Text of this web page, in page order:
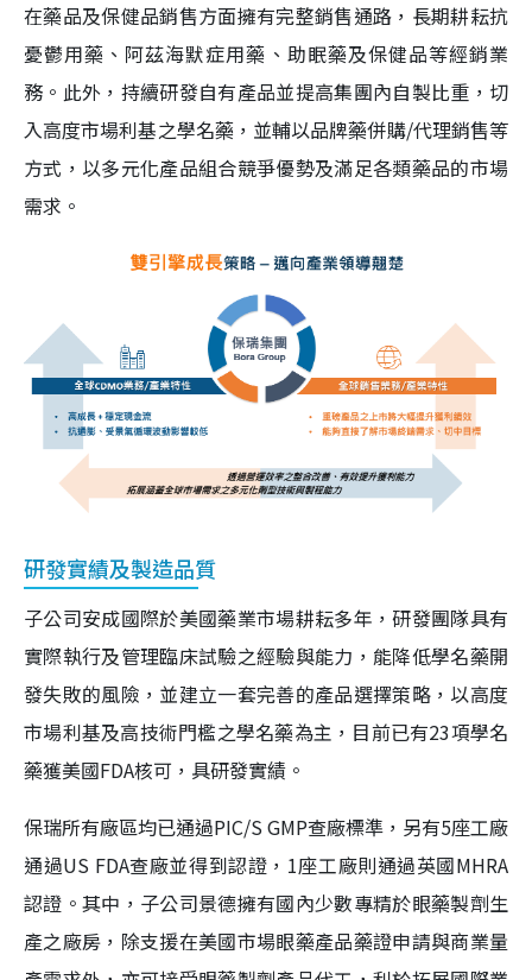
在藥品及保健品銷售方面擁有完整銷售通路，長期耕耘抗
憂鬱用藥、阿茲海默症用藥、助眠藥及保健品等經銷業
務。此外，持續研發自有產品並提高集團內自製比重，切
入高度市場利基之學名藥，並輔以品牌藥併購/代理銷售等
方式，以多元化產品組合競爭優勢及滿足各類藥品的市場
需求。
研發實績及製造品質
子公司安成國際於美國藥業市場耕耘多年，研發團隊具有
實際執行及管理臨床試驗之經驗與能力，能降低學名藥開
發失敗的風險，並建立一套完善的產品選擇策略，以高度
市場利基及高技術門檻之學名藥為主，目前已有23項學名
藥獲美國FDA核可，具研發實績。
保瑞所有廠區均已通過PIC/S GMP查廠標準，另有5座工廠
通過US FDA查廠並得到認證，1座工廠則通過英國MHRA
認證。其中，子公司景德擁有國內少數專精於眼藥製劑生
產之廠房，除支援在美國市場眼藥產品藥證申請與商業量